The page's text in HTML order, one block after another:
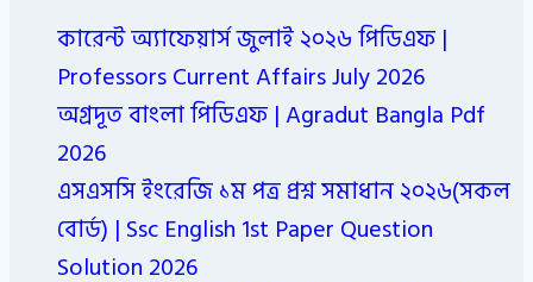
কারেন্ট অ্যাফেয়ার্স জুলাই ২০২৬ পিডিএফ |
Professors Current Affairs July 2026
অগ্রদূত বাংলা পিডিএফ | Agradut Bangla Pdf
2026
এসএসসি ইংরেজি ১ম পত্র প্রশ্ন সমাধান ২০২৬(সকল
বোর্ড) | Ssc English 1st Paper Question
Solution 2026